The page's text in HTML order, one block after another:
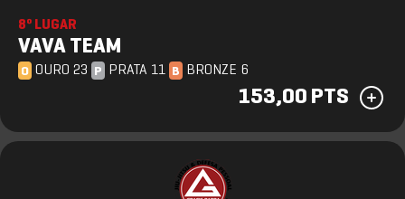
8º LUGAR
VAVA TEAM
O OURO 23 P PRATA 11 B BRONZE 6
153,00 PTS